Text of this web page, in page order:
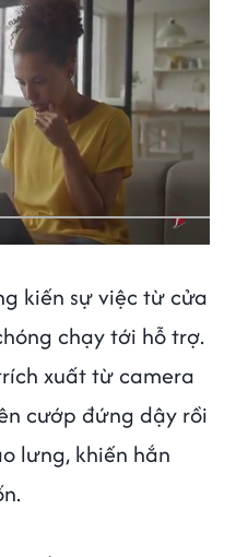
kiến sự việc từ cửa
chạy tới hỗ trợ.
xuất từ camera
cướp đứng dậy rồi
lưng, khiến hắn